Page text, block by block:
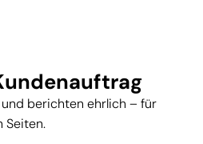
berichten ehrlich – für
Seiten.